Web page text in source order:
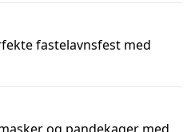
fastelavnsfest med